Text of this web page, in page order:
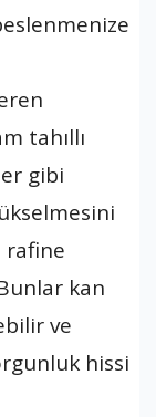
tahıllı
gibi
rafine
kan
ve
hissi